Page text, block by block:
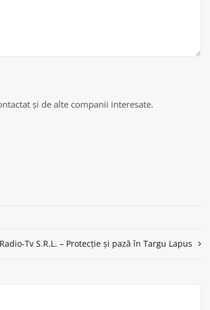
și de alte companii interesate.
Tv S.R.L. – Protecție și pază în Targu Lapus